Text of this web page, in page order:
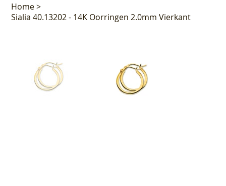
Home>
Sialia 40.13202 - 14K Oorringen 2.0mm Vierkant